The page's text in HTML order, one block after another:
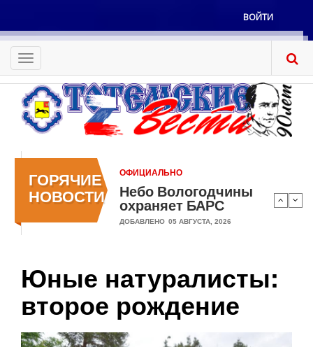
основному
содержанию
Меню
учётной
записи
пользователя
ВОЙТИ
Toggle
navigation
ГОРЯЧИЕ
НОВОСТИ
ОФИЦИАЛЬНО
Небо Вологодчины
охраняет БАРС
ДОБАВЛЕНО 05 АВГУСТА, 2026
Юные натуралисты:
второе рождение